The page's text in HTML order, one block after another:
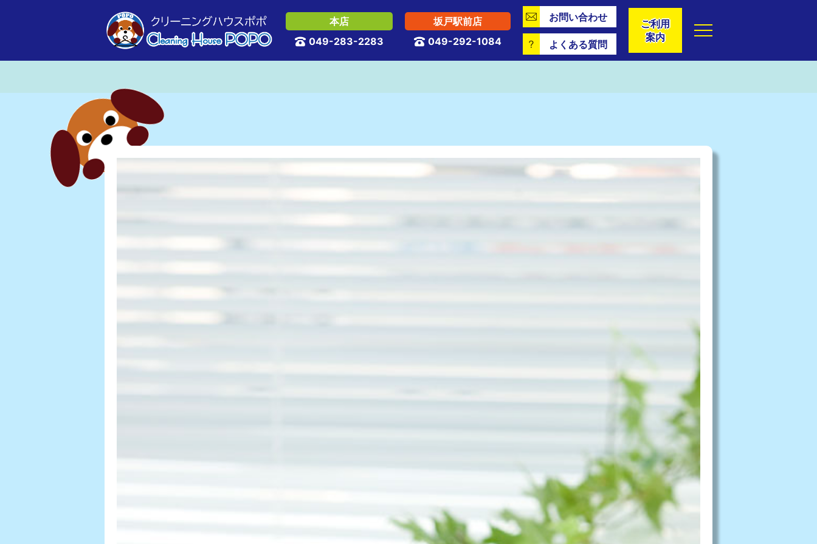
本店
 049-283-2283
坂戸駅前店
 049-292-1084
 お問い合わせ
 よくある質問
ご利用
案内